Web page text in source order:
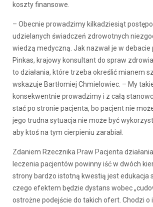
koszty finansowe.
– Obecnie prowadzimy kilkadziesiąt
udzielanych świadczeń zdrowotnych
wiedzą medyczną. Jak nazwał je w debacie
Pinkas, krajowy konsultant do spraw
to działania, które trzeba określić mianem
wskazuje Bartłomiej Chmielowiec. – My
konsekwentnie prowadzimy i z całą
stać po stronie pacjenta, bo pacjent nie
jego trudna sytuacja nie może być
aby ktoś na tym cierpieniu zarabiał.
Zdaniem Rzecznika Praw Pacjenta
leczenia pacjentów powinny iść w dwóch
strony bardzo istotną kwestią jest edukacja
czego efektem będzie dystans wobec
ostrożne podejście do takich ofert. Chodzi o